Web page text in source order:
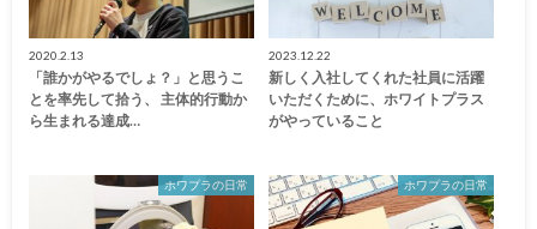
2020.2.13
「誰かがやるでしょ？」と思うこ
とを率先して拾う、 主体的行動か
ら生まれる達成…
2023.12.22
新しく入社してくれた社員に活躍
いただくために、ホワイトプラス
がやっていること
ホワプラの日常 ホワプラの日常